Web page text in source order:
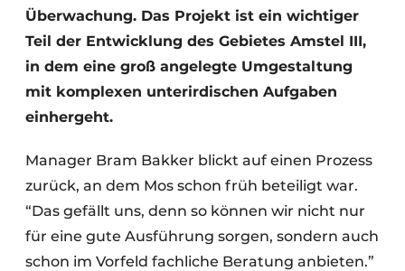
Überwachung. Das Projekt ist ein wichtiger
Teil der Entwicklung des Gebietes Amstel III,
in dem eine groß angelegte Umgestaltung
mit komplexen unterirdischen Aufgaben
einhergeht.
Manager Bram Bakker blickt auf einen Prozess
zurück, an dem Mos schon früh beteiligt war.
“Das gefällt uns, denn so können wir nicht nur
für eine gute Ausführung sorgen, sondern auch
schon im Vorfeld fachliche Beratung anbieten.”